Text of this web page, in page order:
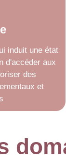
induit une état
d'accéder aux
des
et